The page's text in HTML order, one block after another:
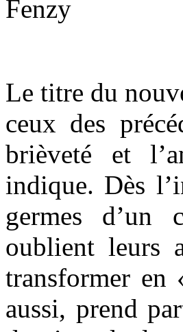
Le titre du
ceux des
brièveté et
indique. Dès
germes d’un
oublient leurs
transformer en
aussi, prend